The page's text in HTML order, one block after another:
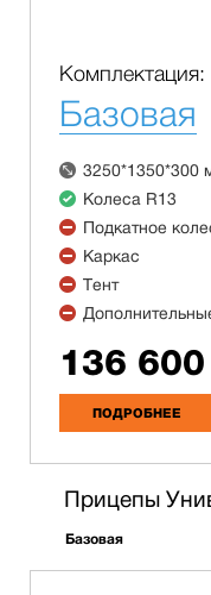
Комплектация:
Базовая
3250*1350*300
Колеса R13
Подкатное
Каркас
Тент
136 600
ПОДРОБНЕЕ
Прицепы
Базовая